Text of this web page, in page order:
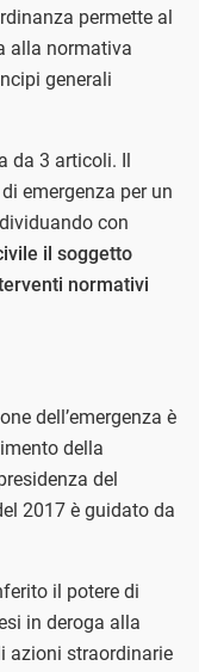
permette al
alla normativa
generali
da 3 articoli. Il
emergenza per un
con
il soggetto
normativi
dell’emergenza è
della
del
2017 è guidato da
il potere di
in deroga alla
azioni straordinarie